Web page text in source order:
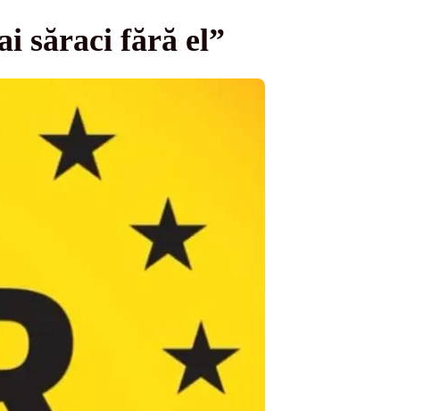
săraci fără el”